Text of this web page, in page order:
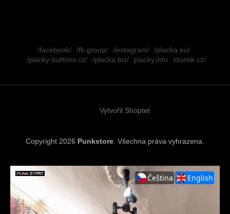
/facebook/ /fb group/ /instagram/
/placka.eu/
/placky-buttons.cz/
/placka.biz/ placky.info /dontik.cz/
Vytvořil Shoptet
Copyright 2026 Punkstore . Všechna práva vyhrazena.